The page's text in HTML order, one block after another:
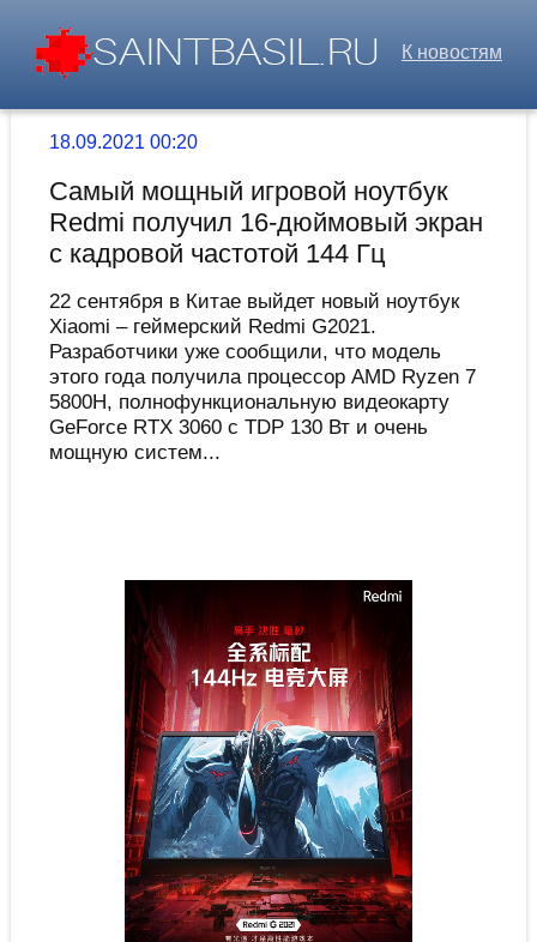
К новостям
18.09.2021 00:20
Самый мощный игровой ноутбук
Redmi получил 16-дюймовый экран
с кадровой частотой 144 Гц
22 сентября в Китае выйдет новый ноутбук
Xiaomi – геймерский Redmi G2021.
Разработчики уже сообщили, что модель
этого года получила процессор AMD Ryzen 7
5800H, полнофункциональную видеокарту
GeForce RTX 3060 с TDP 130 Вт и очень
мощную систем...